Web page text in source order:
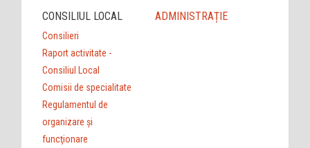
CONSILIUL LOCAL
Consilieri
Raport activitate -
Consiliul Local
Comisii de specialitate
Regulamentul de
organizare şi
funcţionare
ADMINISTRAȚIE